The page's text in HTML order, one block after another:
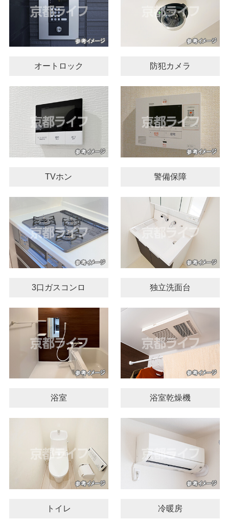
オートロック 防犯カメラ
TVホン 警備保障
3口ガスコンロ 独立洗面台
浴室 浴室乾燥機
トイレ 冷暖房